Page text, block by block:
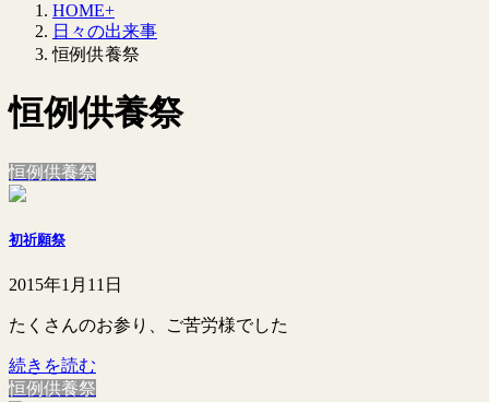
HOME+
日々の出来事
恒例供養祭
恒例供養祭
恒例供養祭
初祈願祭
2015年1月11日
たくさんのお参り、ご苦労様でした
続きを読む
恒例供養祭